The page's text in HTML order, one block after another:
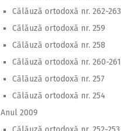
Călăuză ortodoxă nr. 262-263
Călăuză ortodoxă nr. 259
Călăuză ortodoxă nr. 258
Călăuză ortodoxă nr. 260-261
Călăuză ortodoxă nr. 257
Călăuză ortodoxă nr. 254
Anul 2009